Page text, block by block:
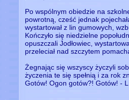
Po wspólnym obiedzie na
powrotną, cześć jednak
wystartował z lin gumowych,
Kończyło się niedzielne
opuszczali Jodłowiec,
przeleciał nad szczytem
Żegnając się wszyscy życzyli
życzenia te się spełnią i za rok
Gotów! Ogon gotów?! Gotów! -